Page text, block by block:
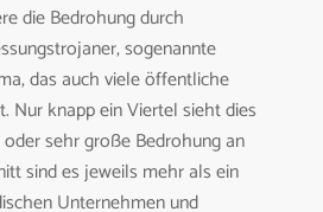
die Bedrohung durch
sogenannte
das auch viele öffentliche
Nur knapp ein Viertel sieht dies
sehr große Bedrohung an
sind es jeweils mehr als ein
Unternehmen und